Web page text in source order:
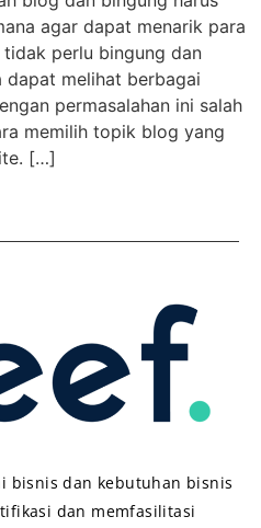
agar dapat menarik para
perlu bingung dan
dapat melihat berbagai
permasalahan ini salah
memilih topik blog yang
[…]
bisnis dan kebutuhan bisnis
dan memfasilitasi